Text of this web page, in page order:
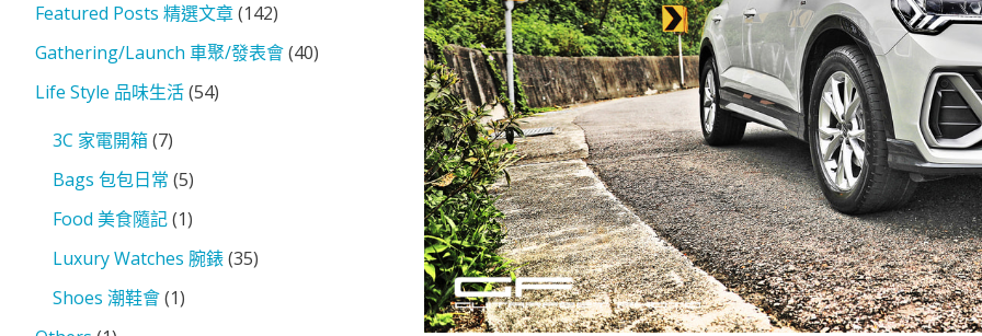
Featured Posts 精選文章(142)
Gathering/Launch 車聚/發表會(40)
Life Style 品味生活(54)
3C 家電開箱(7)
Bags 包包日常 (5)
Food 美食隨記(1)
Luxury Watches 腕錶(35)
Shoes 潮鞋會(1)